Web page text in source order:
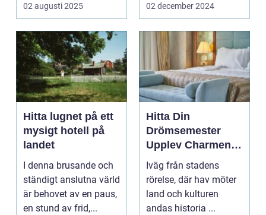
02 augusti 2025 02 december 2024
Hitta lugnet på ett
mysigt hotell på
landet
I denna brusande och
ständigt anslutna värld
är behovet av en paus,
en stund av frid,...
Hitta Din
Drömsemester
Upplev Charmen
med Hotell i
Halland
Iväg från stadens
rörelse, där hav möter
land och kulturen
andas historia ...